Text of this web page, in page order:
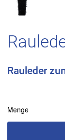
Rauleder
Menge